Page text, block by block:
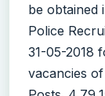
be obtained
Police
31-05-2018
vacancies